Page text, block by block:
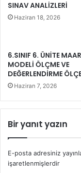
SINAV ANALİZLERİ
Haziran 18, 2026
6.SINIF 6. ÜNİTE
MODELİ ÖLÇME VE
DEĞERLENDİRME
Haziran 7, 2026
Bir yanıt yazın
E-posta adresiniz
işaretlenmişlerdir